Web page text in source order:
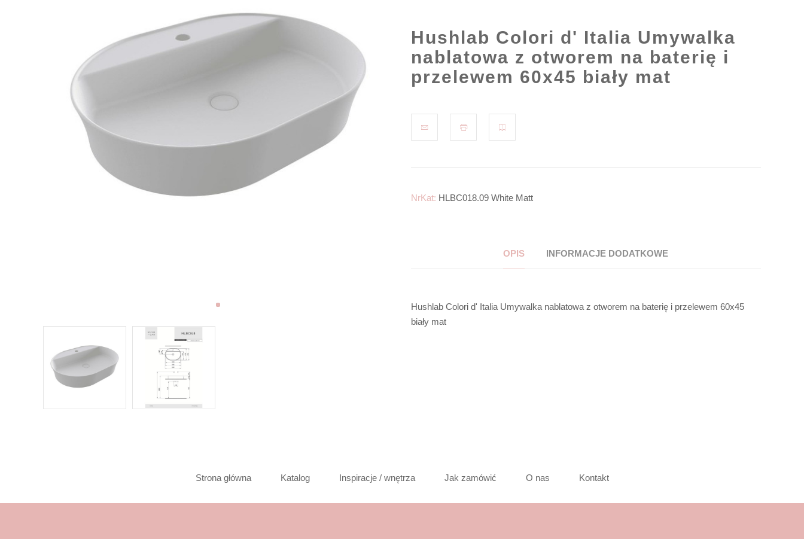
Hushlab Colori d' Italia Umywalka
nablatowa z otworem na baterię i
przelewem 60x45 biały mat
NrKat: HLBC018.09 White Matt
OPIS INFORMACJE DODATKOWE
Hushlab Colori d' Italia Umywalka nablatowa z otworem na baterię i przelewem 60x45
biały mat
Strona główna Katalog Inspiracje / wnętrza Jak zamówić O nas Kontakt